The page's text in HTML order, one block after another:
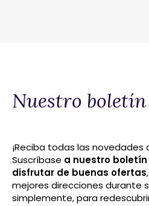
Nuestro
¡Reciba todas las novedades
Suscríbase a nuestro
disfrutar de buenas ofertas
mejores direcciones durante
simplemente, para